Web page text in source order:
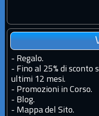
- Regalo.
- Fino al 25% di sconto
ultimi 12 mesi.
- Promozioni in Corso.
- Blog.
- Mappa del Sito.